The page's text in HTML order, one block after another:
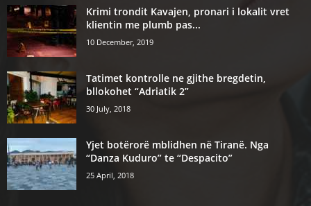
Krimi trondit Kavajen, pronari i lokalit vret
klientin me plumb pas...
10 December, 2019
Tatimet kontrolle ne gjithe bregdetin,
bllokohet “Adriatik 2”
30 July, 2018
Yjet botërorë mblidhen në Tiranë. Nga
“Danza Kuduro” te “Despacito”
25 April, 2018